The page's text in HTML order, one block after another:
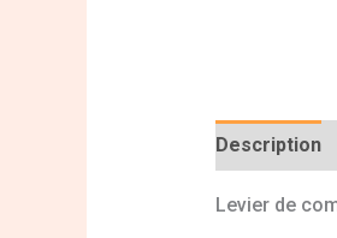
Description
Levier de